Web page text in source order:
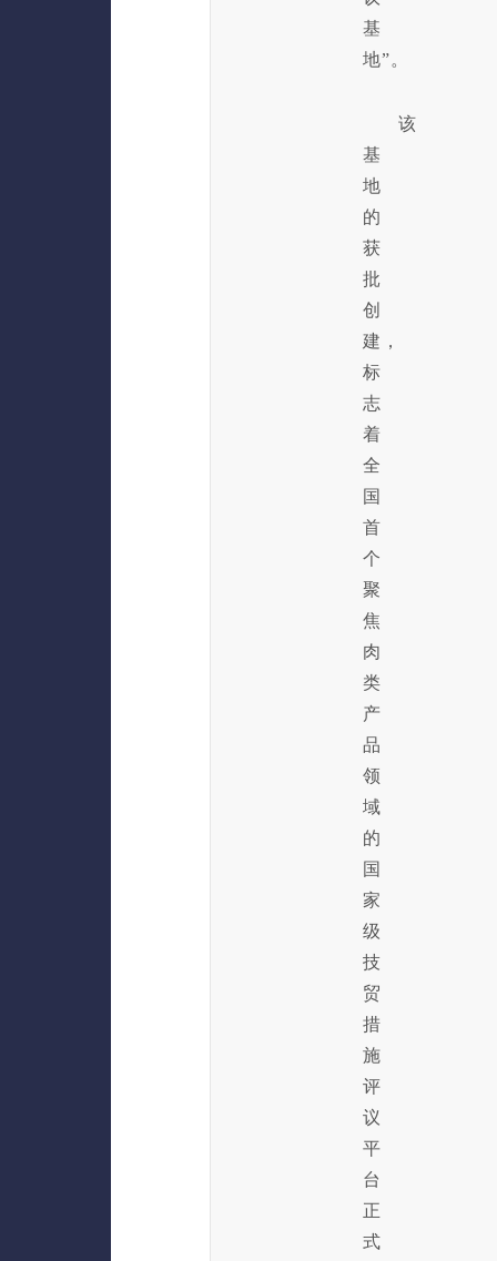
基
地”。
该
基
地
的
获
批
创
建，
标
志
着
全
国
首
个
聚
焦
肉
类
产
品
领
域
的
国
家
级
技
贸
措
施
评
议
平
台
正
式